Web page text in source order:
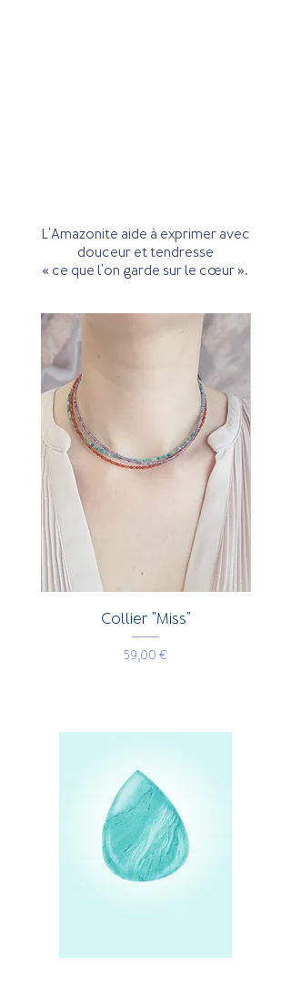
L'Amazonite aide à exprimer avec
douceur et tendresse
« ce que l'on garde sur le cœur ».
Collier "Miss"
Prix
59,00 €